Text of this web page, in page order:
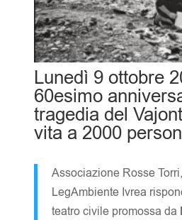
Lunedì 9 ottobre
60esimo
tragedia del
vita a 2000
Associazione Rosse
LegAmbiente Ivrea
teatro civile promossa da